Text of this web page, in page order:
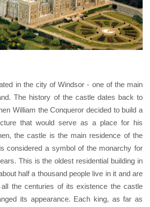
in the city of Windsor - one of the main
The history of the castle dates back to
William the Conqueror decided to build a
that would serve as a place for his
the castle is the main residence of the
considered a symbol of the monarchy for
This is the oldest residential building in
half a thousand people live in it and are
the centuries of its existence the castle
its appearance. Each king, as far as